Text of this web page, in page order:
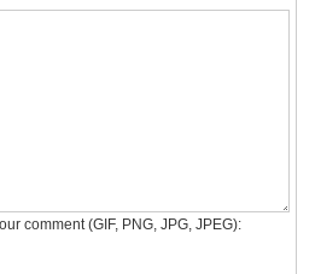
comment (GIF, PNG, JPG, JPEG):